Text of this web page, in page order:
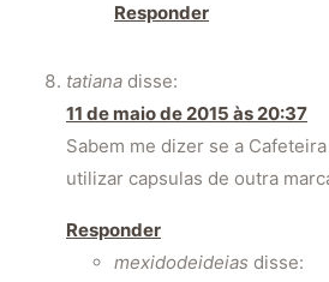
Responder
tatiana disse:
11 de maio de 2015 às 20:37
Sabem me dizer se a
utilizar capsulas de outra
Responder
mexidodeideias disse: